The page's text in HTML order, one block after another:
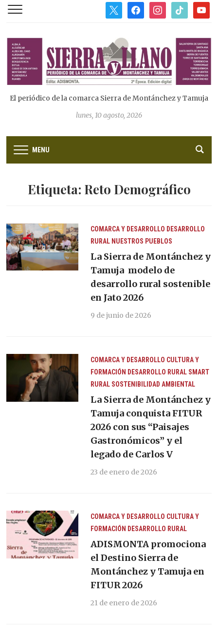
facebookinstagram
tiktok
El periódico de la comarca Sierra de Montánchez y Tamuja
lunes, 10 agosto, 2026
MENU
Etiqueta: Reto Demográfico
COMARCA Y DESARROLLO DESARROLLO
RURAL NUESTROS PUEBLOS
La Sierra de Montánchez y
Tamuja modelo de
desarrollo rural sostenible
en Jato 2026
9 de junio de 2026
COMARCA Y DESARROLLO CULTURA Y
FORMACIÓN DESARROLLO RURAL SMART
RURAL SOSTENIBILIDAD AMBIENTAL
La Sierra de Montánchez y
Tamuja conquista FITUR
2026 con sus “Paisajes
Gastronómicos” y el
legado de Carlos V
23 de enero de 2026
COMARCA Y DESARROLLO CULTURA Y
FORMACIÓN DESARROLLO RURAL
ADISMONTA promociona
el Destino Sierra de
Montánchez y Tamuja en
FITUR 2026
21 de enero de 2026